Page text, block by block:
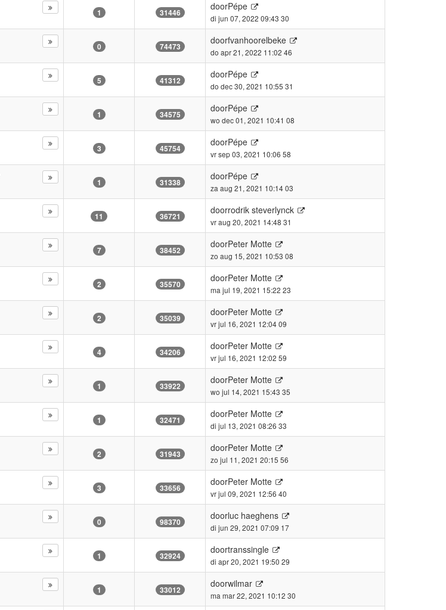
1 31446
doorPépe
di jun 07, 2022 09:43 30
0 74473
doorfvanhoorelbeke
do apr 21, 2022 11:02 46
5 41312
doorPépe
do dec 30, 2021 10:55 31
1 34575
doorPépe
wo dec 01, 2021 10:41 08
3 45754
doorPépe
vr sep 03, 2021 10:06 58
1 31338
doorPépe
za aug 21, 2021 10:14 03
11 36721
doorrodrik steverlynck
vr aug 20, 2021 14:48 31
7 38452
doorPeter Motte
zo aug 15, 2021 10:53 08
2 35570
doorPeter Motte
ma jul 19, 2021 15:22 23
2 35039
doorPeter Motte
vr jul 16, 2021 12:04 09
4 34206
doorPeter Motte
vr jul 16, 2021 12:02 59
1 33922
doorPeter Motte
wo jul 14, 2021 15:43 35
1 32471
doorPeter Motte
di jul 13, 2021 08:26 33
2 31943
doorPeter Motte
zo jul 11, 2021 20:15 56
3 33656
doorPeter Motte
vr jul 09, 2021 12:56 40
0 98370
doorluc haeghens
di jun 29, 2021 07:09 17
1 32924
doortranssingle
di apr 20, 2021 19:50 29
1 33012
doorwilmar
ma mar 22, 2021 10:12 30